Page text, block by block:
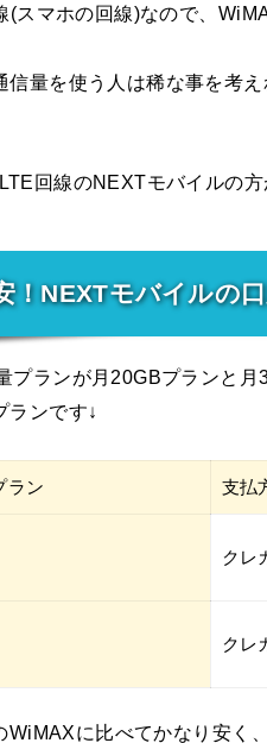
(スマホの回線)なので、
信量を使う人は稀な事を考
回線のNEXTモバイルの
！NEXTモバイルの
プランが月20GBプランと
ランです↓
ラン 支払
クレ
クレ
に比べてかなり安く